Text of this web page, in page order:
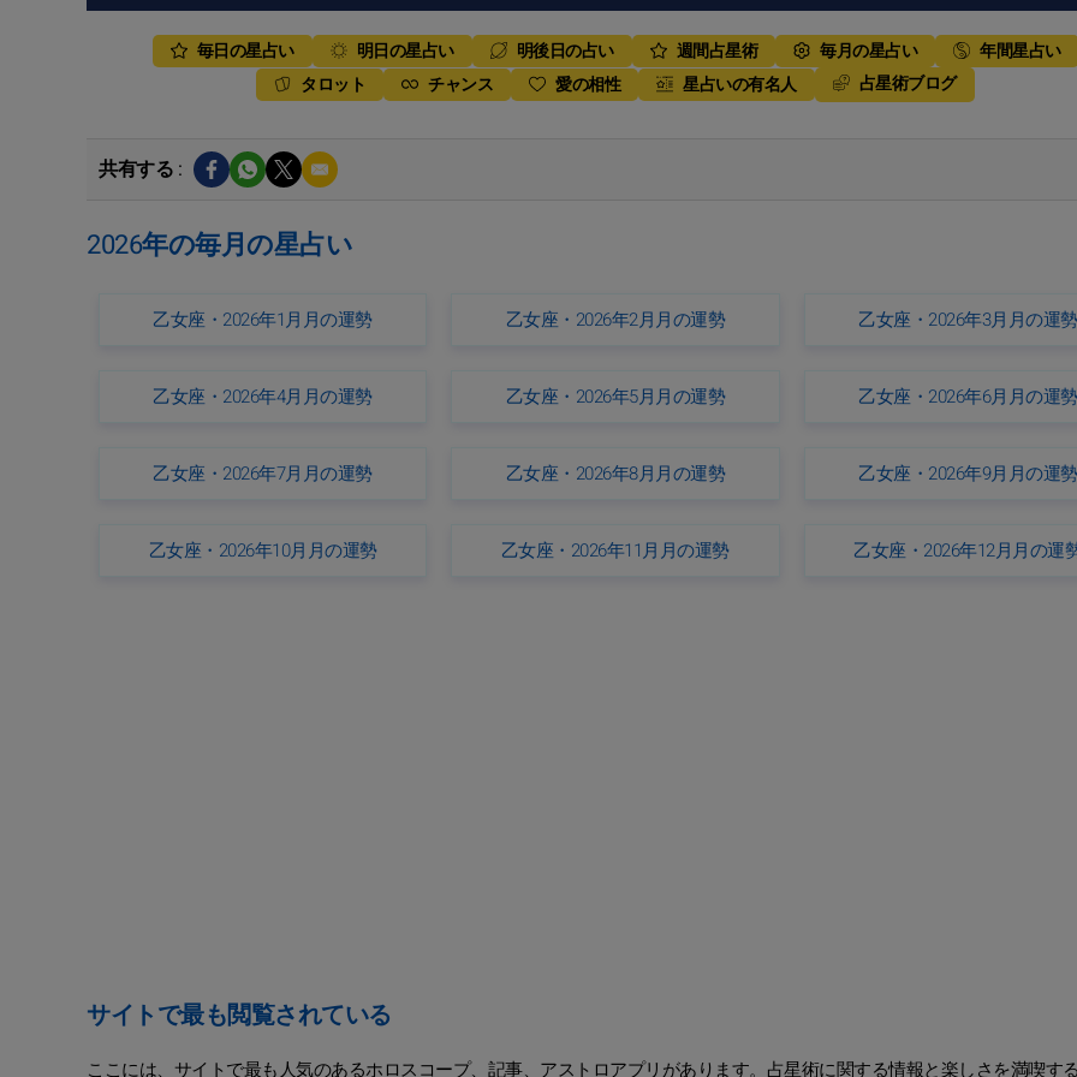
毎日の星占い 明日の星占い 明後日の占い 週間占星術 毎月の星占い
年間星占い
タロット
チャンス 愛の相性 星占いの有名人 占星術ブログ
共有する :
2026年の毎月の星占い
乙女座・2026年1月月の運勢 乙女座・2026年2月月の運勢 乙女座・2026年3月月の運勢
乙女座・2026年4月月の運勢 乙女座・2026年5月月の運勢 乙女座・2026年6月月の運勢
乙女座・2026年7月月の運勢 乙女座・2026年8月月の運勢 乙女座・2026年9月月の運勢
乙女座・2026年10月月の運勢 乙女座・2026年11月月の運勢 乙女座・2026年12月月の運
サイトで最も閲覧されている
ここには、サイトで最も人気のあるホロスコープ、記事、アストロアプリがあります。占星術に関する情報と楽しさを満喫す